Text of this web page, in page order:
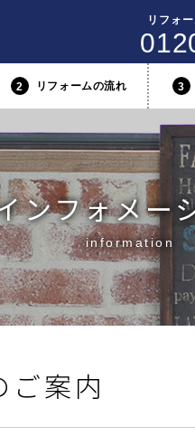
2 リフォームの流れ 3
リフォ
ンフォメー
information
案内